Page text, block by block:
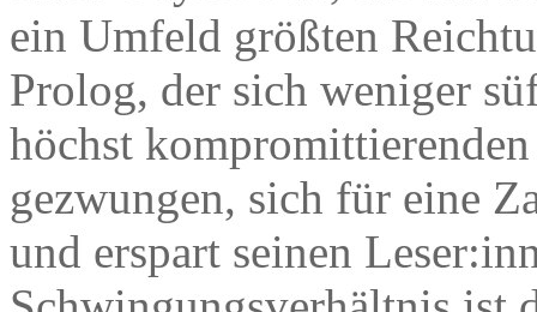
ein Umfeld größten
Prolog, der sich weniger
höchst
gezwungen, sich für eine
und erspart seinen